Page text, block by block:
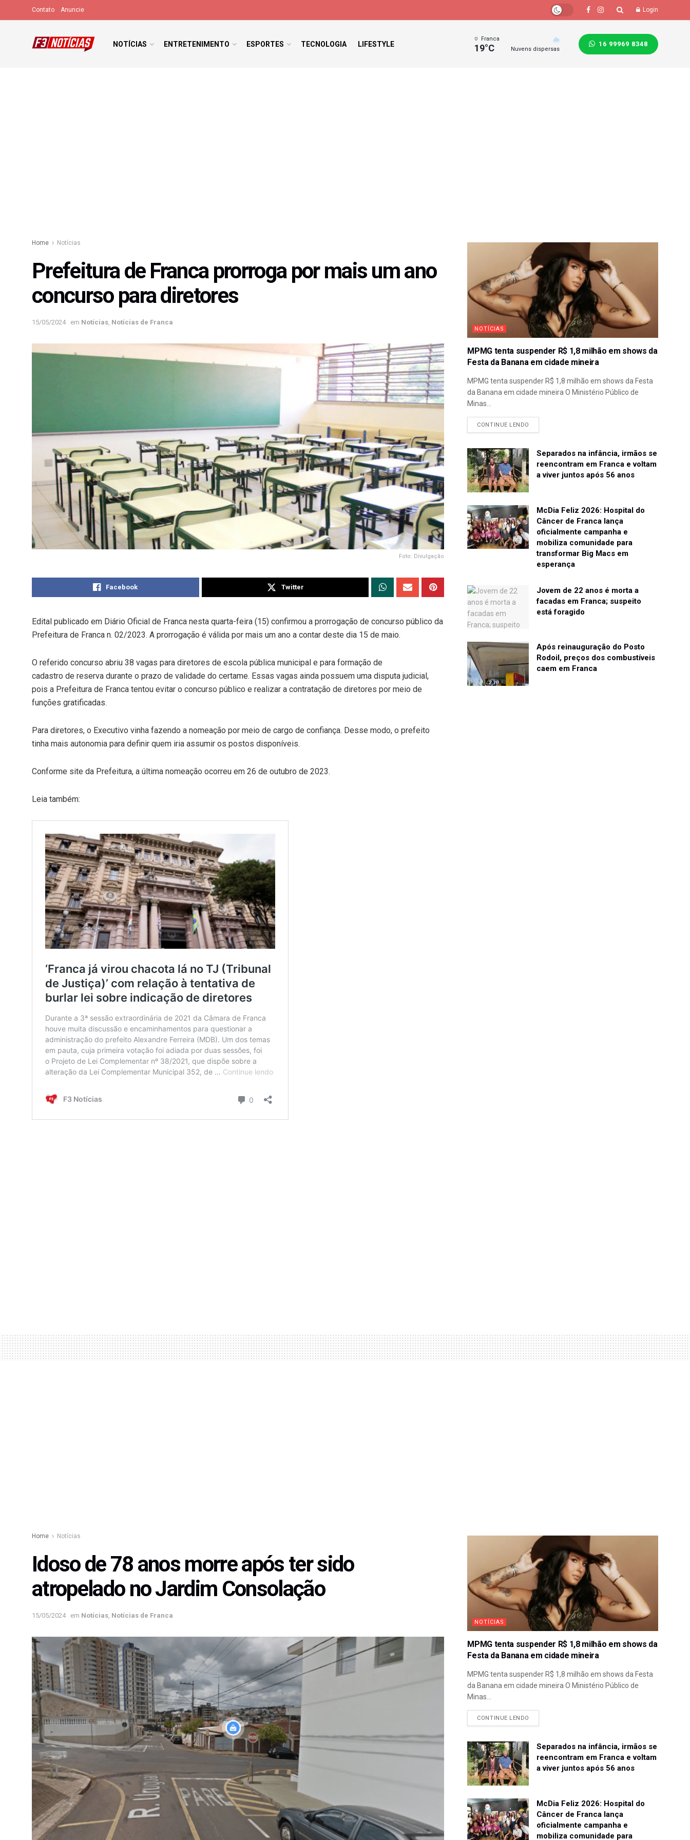
Contato Anuncie Login
NOTÍCIAS ENTRETENIMENTO ESPORTES TECNOLOGIA LIFESTYLE
Franca
19°C Nuvens dispersas
16 99969 8348
Home Notícias
Prefeitura de Franca prorroga por mais um ano
concurso para diretores
15/05/2024 em Notícias Notícias de Franca
Foto: Divulgação
Facebook Twitter
Edital publicado em Diário Oficial de Franca nesta quarta-feira (15) confirmou a prorrogação de concurso público da
Prefeitura de Franca n. 02/2023. A prorrogação é válida por mais um ano a contar deste dia 15 de maio.
O referido concurso abriu 38 vagas para diretores de escola pública municipal e para formação de
cadastro de reserva durante o prazo de validade do certame. Essas vagas ainda possuem uma disputa judicial,
pois a Prefeitura de Franca tentou evitar o concurso público e realizar a contratação de diretores por meio de
funções gratificadas.
Para diretores, o Executivo vinha fazendo a nomeação por meio de cargo de confiança. Desse modo, o prefeito
tinha mais autonomia para definir quem iria assumir os postos disponíveis.
Conforme site da Prefeitura, a última nomeação ocorreu em 26 de outubro de 2023.
Leia também:
NOTÍCIAS
MPMG tenta suspender R$ 1,8 milhão em shows da
Festa da Banana em cidade mineira
MPMG tenta suspender R$ 1,8 milhão em shows da Festa
da Banana em cidade mineira O Ministério Público de
Minas...
CONTINUE LENDO
Separados na infância, irmãos se
reencontram em Franca e voltam
a viver juntos após 56 anos
McDia Feliz 2026: Hospital do
Câncer de Franca lança
oficialmente campanha e
mobiliza comunidade para
transformar Big Macs em
esperança
Jovem de 22 anos é morta a
facadas em Franca; suspeito
está foragido
Após reinauguração do Posto
Rodoil, preços dos combustíveis
caem em Franca
Home Notícias
Idoso de 78 anos morre após ter sido
atropelado no Jardim Consolação
15/05/2024 em Notícias, Notícias de Franca
NOTÍCIAS
MPMG tenta suspender R$ 1,8 milhão em shows da
Festa da Banana em cidade mineira
MPMG tenta suspender R$ 1,8 milhão em shows da Festa
da Banana em cidade mineira O Ministério Público de
Minas...
CONTINUE LENDO
Separados na infância, irmãos se
reencontram em Franca e voltam
a viver juntos após 56 anos
McDia Feliz 2026: Hospital do
Câncer de Franca lança
oficialmente campanha e
mobiliza comunidade para